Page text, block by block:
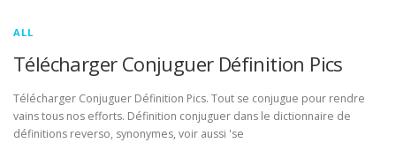
ALL
Télécharger Conjuguer Définition Pics
Télécharger Conjuguer Définition Pics. Tout se conjugue pour rendre
vains tous nos efforts. Définition conjuguer dans le dictionnaire de
définitions reverso, synonymes, voir aussi 'se